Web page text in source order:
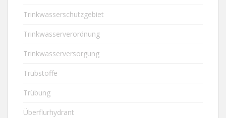
Trinkwasserschutzgebiet
Trinkwasserverordnung
Trinkwasserversorgung
Trübstoffe
Trübung
Überflurhydrant